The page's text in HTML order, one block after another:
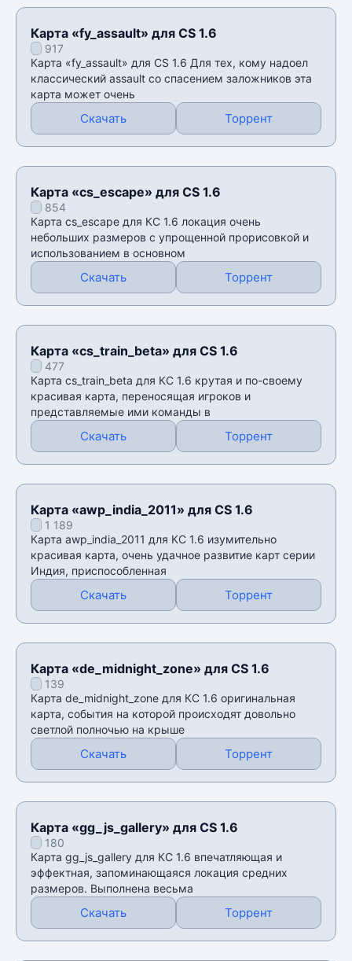
Карта «fy_assault» для CS 1.6
917
Карта «fy_assault» для CS 1.6 Для тех, кому надоел
классический assault со спасением заложников эта
карта может очень
Скачать Торрент
Карта «cs_escape» для CS 1.6
854
Карта cs_escape для КС 1.6 локация очень
небольших размеров с упрощенной прорисовкой и
использованием в основном
Скачать Торрент
Карта «cs_train_beta» для CS 1.6
477
Карта cs_train_beta для КС 1.6 крутая и по-своему
красивая карта, переносящая игроков и
представляемые ими команды в
Скачать Торрент
Карта «awp_india_2011» для CS 1.6
1 189
Карта awp_india_2011 для КС 1.6 изумительно
красивая карта, очень удачное развитие карт серии
Индия, приспособленная
Скачать Торрент
Карта «de_midnight_zone» для CS 1.6
139
Карта de_midnight_zone для КС 1.6 оригинальная
карта, события на которой происходят довольно
светлой полночью на крыше
Скачать Торрент
Карта «gg_js_gallery» для CS 1.6
180
Карта gg_js_gallery для КС 1.6 впечатляющая и
эффектная, запоминающаяся локация средних
размеров. Выполнена весьма
Скачать Торрент